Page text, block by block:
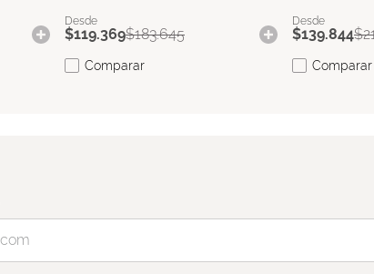
$119.369$183.645
Comparar
$139.844$
Comparar